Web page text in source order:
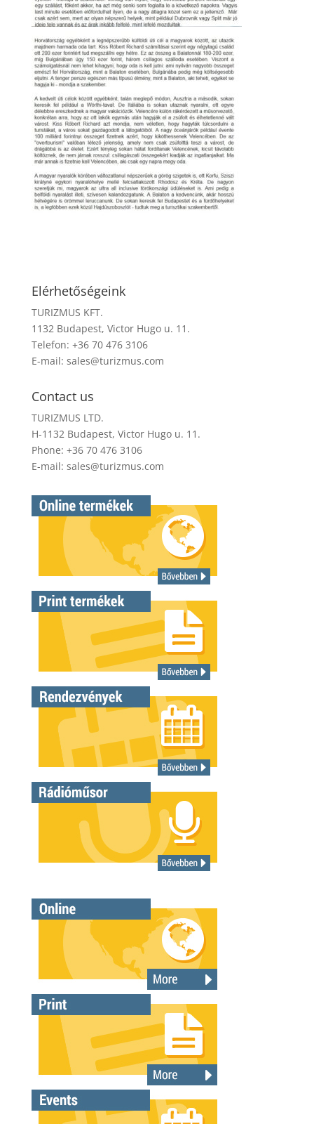
Elérhetőségeink
TURIZMUS KFT.
1132 Budapest, Victor Hugo u. 11.
Telefon: +36 70 476 3106
E-mail: sales@turizmus.com
Contact us
TURIZMUS LTD.
H-1132 Budapest, Victor Hugo u. 11.
Phone: +36 70 476 3106
E-mail: sales@turizmus.com